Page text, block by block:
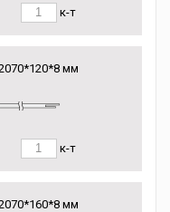
к-т
мм
к-т
мм